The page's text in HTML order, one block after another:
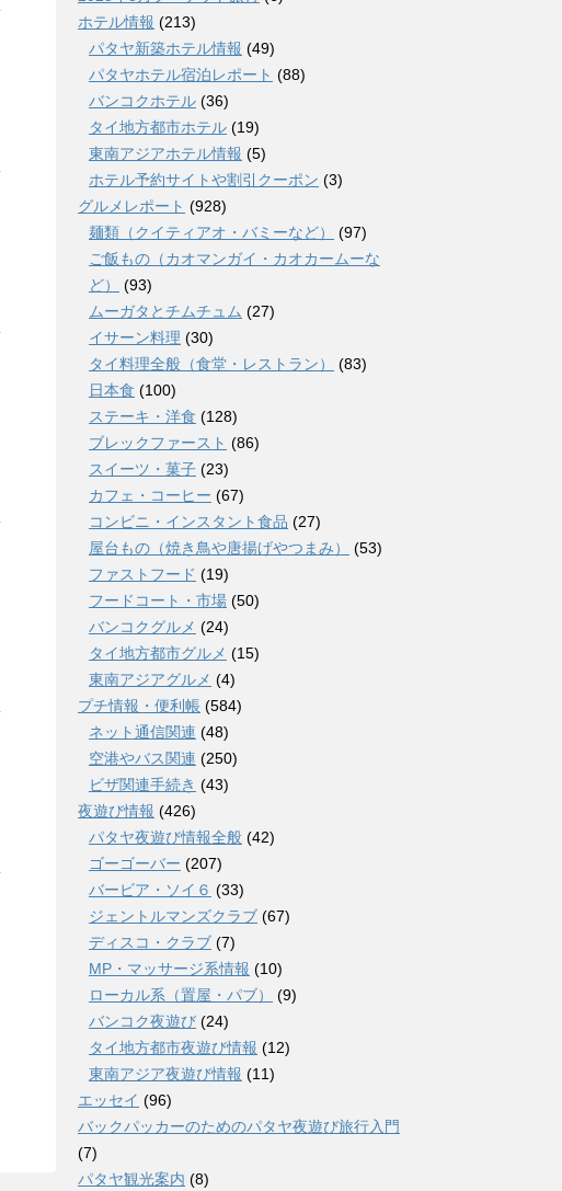
ホテル情報 (213)
パタヤ新築ホテル情報 (49)
パタヤホテル宿泊レポート (88)
バンコクホテル (36)
タイ地方都市ホテル (19)
東南アジアホテル情報 (5)
ホテル予約サイトや割引クーポン (3)
グルメレポート (928)
麺類（クイティアオ・バミーなど）
(97)
ご飯もの（カオマンガイ・カオカームーな
ど）
(93)
ムーガタとチムチュム (27)
イサーン料理 (30)
タイ料理全般（食堂・レストラン）
(83)
日本食 (100)
ステーキ・洋食 (128)
ブレックファースト (86)
スイーツ・菓子 (23)
カフェ・コーヒー (67)
コンビニ・インスタント食品 (27)
屋台もの（焼き鳥や唐揚げやつまみ）
(53)
ファストフード (19)
フードコート・市場 (50)
バンコクグルメ (24)
タイ地方都市グルメ (15)
東南アジアグルメ (4)
プチ情報・便利帳 (584)
ネット通信関連 (48)
空港やバス関連 (250)
ビザ関連手続き (43)
夜遊び情報 (426)
パタヤ夜遊び情報全般 (42)
ゴーゴーバー (207)
バービア・ソイ６ (33)
ジェントルマンズクラブ (67)
ディスコ・クラブ (7)
MP・マッサージ系情報 (10)
ローカル系（置屋・パブ）
(9)
バンコク夜遊び (24)
タイ地方都市夜遊び情報 (12)
東南アジア夜遊び情報 (11)
エッセイ (96)
バックパッカーのためのパタヤ夜遊び旅行入門
(7)
パタヤ観光案内 (8)